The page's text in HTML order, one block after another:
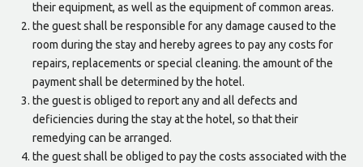
their equipment, as well as the equipment of common areas.
the guest shall be responsible for any damage caused to the
room during the stay and hereby agrees to pay any costs for
repairs, replacements or special cleaning. the amount of the
payment shall be determined by the hotel.
the guest is obliged to report any and all defects and
deficiencies during the stay at the hotel, so that their
remedying can be arranged.
the guest shall be obliged to pay the costs associated with the